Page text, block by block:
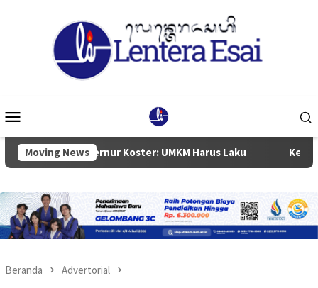
Mobile
Moving News
Gubernur Koster: UMKM Harus Laku Ketua DPRD
Beranda Advertorial